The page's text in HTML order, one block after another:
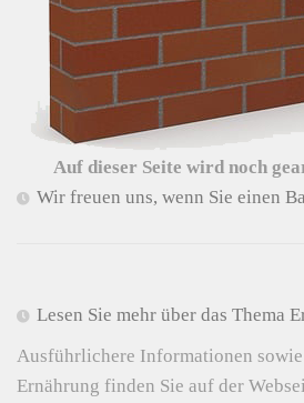
Auf dieser Seite wird noch
Wir freuen uns, wenn Sie einen
Lesen Sie mehr über das Thema
Ausführlichere Informationen sowie
Ernährung finden Sie auf der